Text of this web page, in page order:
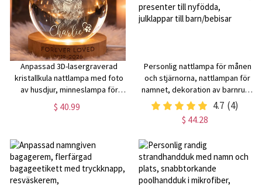
Anpassad 3D-lasergraverad
kristallkula nattlampa med foto
av husdjur, minneslampa för
hundkattporträtt med träbas,
sorgegåva för djurälskare/ägare
$ 40.99
Personlig nattlampa för månen
och stjärnorna, nattlampan för
namnet, dekoration av barnrum,
dekorationer för barnkammare,
presenter till nyfödda, julklappar
till barn/bebisar
4.7 (4)
$ 44.28